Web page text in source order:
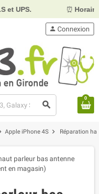
Horaires :Mardi,
search
person Connexion
0
Apple iPhone 4S chevron_right Réparation